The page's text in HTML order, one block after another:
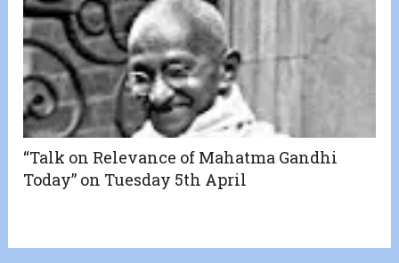
“Talk on Relevance of Mahatma Gandhi
Today” on Tuesday 5th April